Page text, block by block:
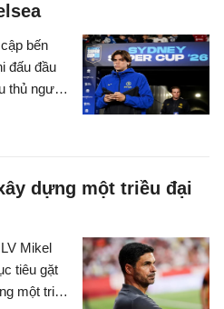
bến
đấu đầu
thủ người
mới.
dựng một triều đại
Mikel
tiêu gặt
một triều